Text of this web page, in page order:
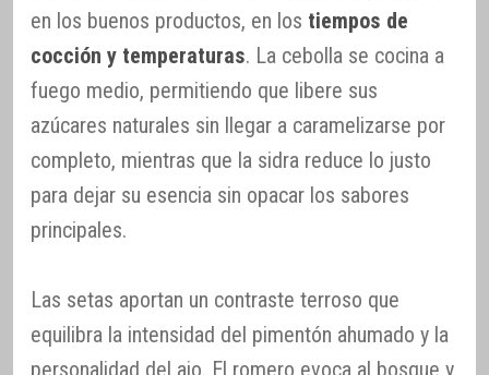
en los buenos productos, en los tiempos de
cocción y temperaturas. La cebolla se cocina a
fuego medio, permitiendo que libere sus
azúcares naturales sin llegar a caramelizarse por
completo, mientras que la sidra reduce lo justo
para dejar su esencia sin opacar los sabores
principales.
Las setas aportan un contraste terroso que
equilibra la intensidad del pimentón ahumado y la
personalidad del ajo. El romero evoca al bosque y